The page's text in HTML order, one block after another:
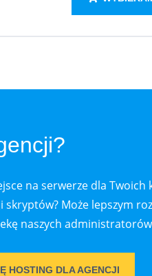
na serwerze dla
Może lepszym
naszych
HOSTING DLA AGENCJI